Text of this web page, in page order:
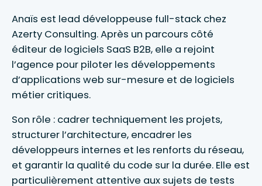
Anaïs est lead développeuse full-stack chez
Azerty Consulting. Après un parcours côté
éditeur de logiciels SaaS B2B, elle a rejoint
l’agence pour piloter les développements
d’applications web sur-mesure et de logiciels
métier critiques.
Son rôle : cadrer techniquement les projets,
structurer l’architecture, encadrer les
développeurs internes et les renforts du réseau,
et garantir la qualité du code sur la durée. Elle est
particulièrement attentive aux sujets de tests